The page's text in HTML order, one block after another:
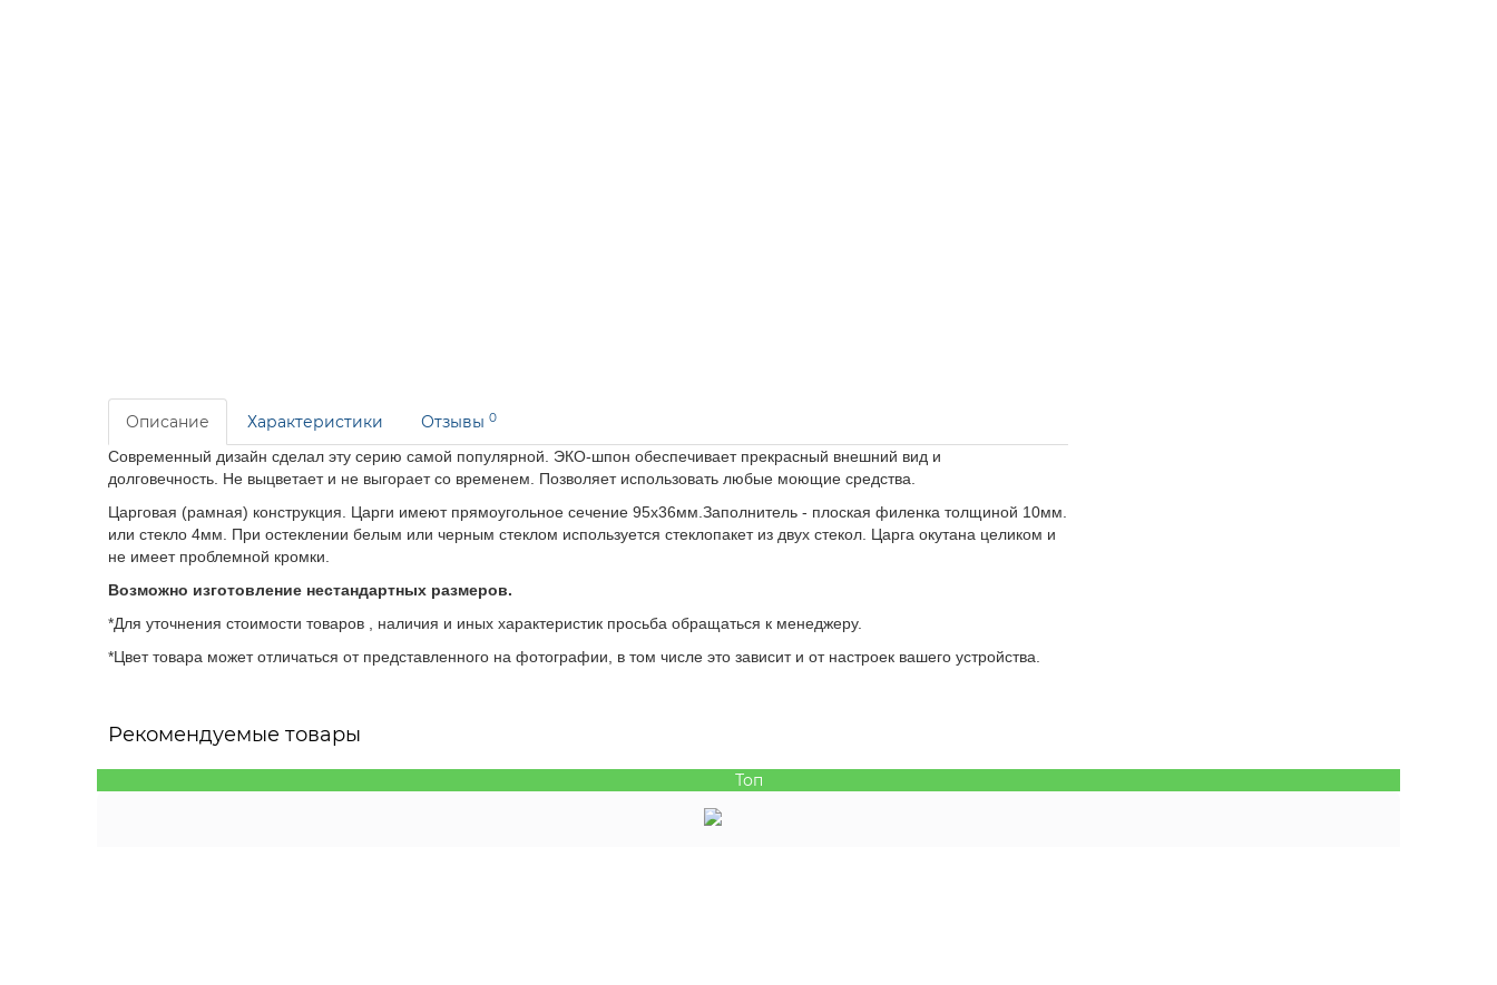
Описание Характеристики Отзывы 0
Современный дизайн сделал эту серию самой популярной. ЭКО-шпон обеспечивает прекрасный внешний вид и
долговечность. Не выцветает и не выгорает со временем. Позволяет использовать любые моющие средства.
Царговая (рамная) конструкция. Царги имеют прямоугольное сечение 95х36мм.Заполнитель - плоская филенка толщиной 10мм.
или стекло 4мм. При остеклении белым или черным стеклом используется стеклопакет из двух стекол. Царга окутана целиком и
не имеет проблемной кромки.
Возможно изготовление нестандартных размеров.
*Для уточнения стоимости товаров , наличия и иных характеристик просьба обращаться к менеджеру.
*Цвет товара может отличаться от представленного на фотографии, в том числе это зависит и от настроек вашего устройства.
Рекомендуемые товары
Топ